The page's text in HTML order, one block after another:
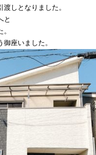
しとなりました。
と
座いました。